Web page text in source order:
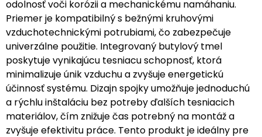
odolnosť voči korózii a mechanickému namáhaniu.
Priemer je kompatibilný s bežnými kruhovými
vzduchotechnickými potrubiami, čo zabezpečuje
univerzálne použitie. Integrovaný butylový tmel
poskytuje vynikajúcu tesniacu schopnosť, ktorá
minimalizuje únik vzduchu a zvyšuje energetickú
účinnosť systému. Dizajn spojky umožňuje jednoduchú
a rýchlu inštaláciu bez potreby ďalších tesniacich
materiálov, čím znižuje čas potrebný na montáž a
zvyšuje efektivitu práce. Tento produkt je ideálny pre